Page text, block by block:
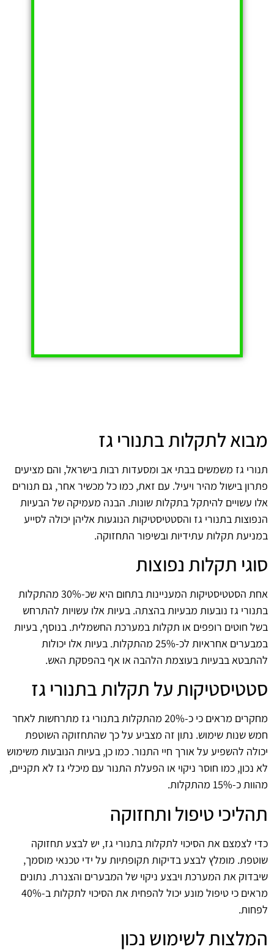
מבוא לתקלות בתנורי גז
תנורי גז משמשים בבתי אב ומסעדות רבות בישראל, והם מציעים
פתרון בישול מהיר ויעיל. עם זאת, כמו כל מכשיר אחר, גם תנורים
אלו עשויים להיתקל בתקלות שונות. הבנה מעמיקה של הבעיות
הנפוצות בתנורי גז והסטטיסטיקות הנוגעות אליהן יכולה לסייע
במניעת תקלות עתידיות ובשיפור התחזוקה.
סוגי תקלות נפוצות
אחת הסטטיסטיקות המעניינות בתחום היא שכ-30% מהתקלות
בתנורי גז נובעות מבעיות בהצתה. בעיות אלו עשויות להתרחש
בשל חוטים רופפים או תקלות במערכת החשמלית. בנוסף, בעיות
במבערים אחראיות לכ-25% מהתקלות. בעיות אלו יכולות
להתבטא בבעיות בעוצמת הלהבה או אף בהפסקת האש.
סטטיסטיקות על תקלות בתנורי גז
מחקרים מראים כי כ-20% מהתקלות בתנורי גז מתרחשות לאחר
חמש שנות שימוש. נתון זה מצביע על כך שהתחזוקה השוטפת
יכולה להשפיע על אורך חיי התנור. כמו כן, בעיות הנובעות משימוש
לא נכון, כמו חוסר ניקוי או הפעלת התנור עם מיכלי גז לא תקניים,
מהוות כ-15% מהתקלות.
תהליכי טיפול ותחזוקה
כדי לצמצם את הסיכוי לתקלות בתנורי גז, יש לבצע תחזוקה
שוטפת. מומלץ לבצע בדיקות תקופתיות על ידי טכנאי מוסמך,
שיבדוק את המערכת ויבצע ניקוי של המבערים והצנרת. נתונים
מראים כי טיפול מונע יכול להפחית את הסיכוי לתקלות ב-40%
לפחות.
המלצות לשימוש נכון